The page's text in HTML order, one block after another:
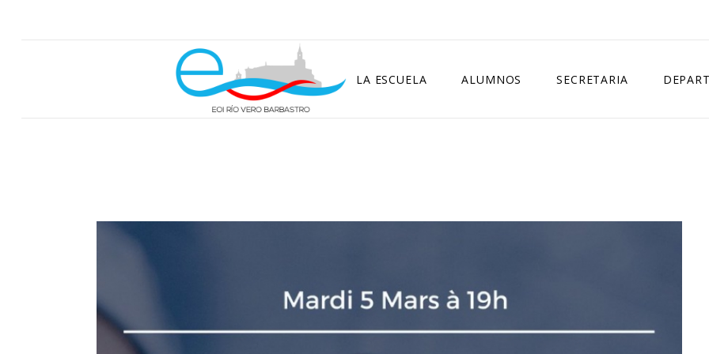
LA ESCUELA ALUMNOS
CURSOS ESPECÍFICOS
SECRETARIA